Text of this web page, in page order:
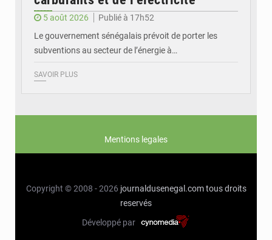
5 août 2026
Publié à 17h52
Le gouvernement sénégalais prévoit de porter les
subventions au secteur de l’énergie à…
SAVOIR PLUS
Mentions legales
Copyright © 2008 - 2026 journaldusenegal.com tous droits
reservés
Développé par